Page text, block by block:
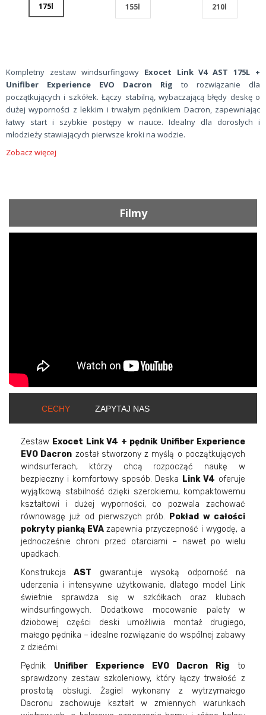
175l 155l 210l
Kompletny zestaw windsurfingowy Exocet Link V4 AST 175L +
Unifiber Experience EVO Dacron Rig to rozwiązanie dla
początkujących i szkółek. Łączy stabilną, wybaczającą błędy deskę o
dużej wyporności z lekkim i trwałym pędnikiem Dacron, zapewniając
łatwy start i szybkie postępy w nauce. Idealny dla dorosłych i
młodzieży stawiających pierwsze kroki na wodzie.
Zobacz więcej
Filmy
CECHY ZAPYTAJ NAS
Zestaw Exocet Link V4 + pędnik Unifiber Experience
EVO Dacron został stworzony z myślą o początkujących
windsurferach, którzy chcą rozpocząć naukę w
bezpieczny i komfortowy sposób. Deska Link V4 oferuje
wyjątkową stabilność dzięki szerokiemu, kompaktowemu
kształtowi i dużej wyporności, co pozwala zachować
równowagę już od pierwszych prób.
Pokład w całości
pokryty pianką EVA zapewnia przyczepność i wygodę, a
jednocześnie chroni przed otarciami – nawet po wielu
upadkach.
KonstrukcjaAST gwarantuje wysoką odporność na
uderzenia i intensywne użytkowanie, dlatego model Link
świetnie sprawdza się w szkółkach oraz klubach
windsurfingowych. Dodatkowe mocowanie palety w
dziobowej części deski umożliwia montaż drugiego,
małego pędnika – idealne rozwiązanie do wspólnej zabawy
z dziećmi.
Pędnik Unifiber Experience EVO Dacron Rig to
sprawdzony zestaw szkoleniowy, który łączy trwałość z
prostotą obsługi. Żagiel wykonany z wytrzymałego
Dacronu zachowuje kształt w zmiennych warunkach